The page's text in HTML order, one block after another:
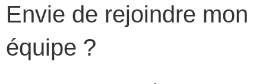
Envie de rejoindre mon
équipe ?